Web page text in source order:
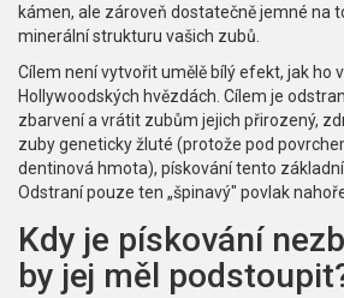
kámen, ale zároveň dostatečně jemné na
minerální strukturu vašich zubů.
Cílem není vytvořit umělě bílý efekt, jak ho
Hollywoodských hvězdách. Cílem je
zbarvení a vrátit zubům jejich přirozený,
zuby geneticky žluté (protože pod
dentinová hmota), pískování tento
Odstraní pouze ten „špinavý" povlak
Kdy je pískování
by jej měl